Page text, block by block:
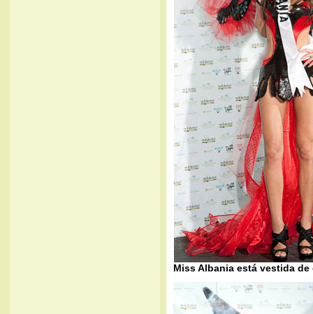
Miss Albania está vestida